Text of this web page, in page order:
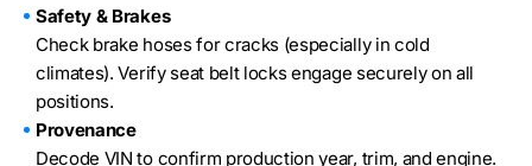
Safety & Brakes
Check brake hoses for cracks (especially in cold
climates). Verify seat belt locks engage securely on all
positions.
Provenance
Decode VIN to confirm production year, trim, and engine.